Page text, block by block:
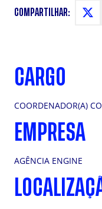
COMPARTILHAR:
CARGO
COORDENADOR(A)
EMPRESA
AGÊNCIA ENGINE